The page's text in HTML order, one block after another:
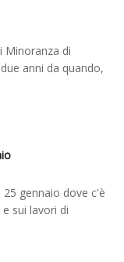
Minoranza di
anni da quando,
gennaio dove c'è
sui lavori di